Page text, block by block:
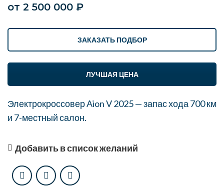
от 2 500 000 ₽
ЛУЧШАЯ ЦЕНА
ЗАКАЗАТЬ ПОДБОР
Электрокроссовер Aion V 2025 — запас хода 700 км
и 7-местный салон.
Добавить в список желаний